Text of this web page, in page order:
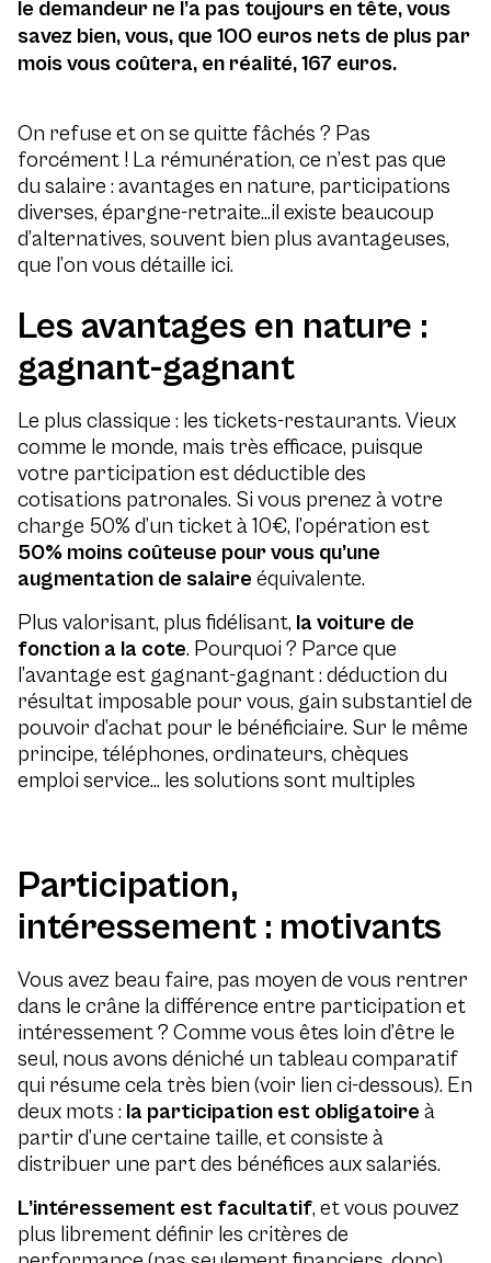
le demandeur ne l’a pas toujours en tête, vous
savez bien, vous, que 100 euros nets de plus par
mois vous coûtera, en réalité, 167 euros.
On refuse et on se quitte fâchés ? Pas
forcément ! La rémunération, ce n’est pas que
du salaire : avantages en nature, participations
diverses, épargne-retraite…il existe beaucoup
d’alternatives, souvent bien plus avantageuses,
que l’on vous détaille ici.
Les avantages en nature :
gagnant-gagnant
Le plus classique : les tickets-restaurants. Vieux
comme le monde, mais très efficace, puisque
votre participation est déductible des
cotisations patronales. Si vous prenez à votre
charge 50% d’un ticket à 10€, l’opération est
50% moins coûteuse pour vous qu’une
augmentation de salaire équivalente.
Plus valorisant, plus fidélisant, la voiture de
fonction a la cote. Pourquoi ? Parce que
l’avantage est gagnant-gagnant : déduction du
résultat imposable pour vous, gain substantiel de
pouvoir d’achat pour le bénéficiaire. Sur le même
principe, téléphones, ordinateurs, chèques
emploi service… les solutions sont multiples
Participation,
intéressement : motivants
Vous avez beau faire, pas moyen de vous rentrer
dans le crâne la différence entre participation et
intéressement ? Comme vous êtes loin d’être le
seul, nous avons déniché un tableau comparatif
qui résume cela très bien (voir lien ci-dessous). En
deux mots : la participation est obligatoire à
partir d’une certaine taille, et consiste à
distribuer une part des bénéfices aux salariés.
L’intéressement est facultatif, et vous pouvez
plus librement définir les critères de